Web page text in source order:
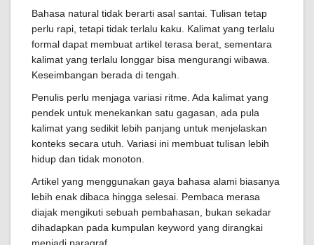
Bahasa natural tidak berarti asal santai. Tulisan tetap
perlu rapi, tetapi tidak terlalu kaku. Kalimat yang terlalu
formal dapat membuat artikel terasa berat, sementara
kalimat yang terlalu longgar bisa mengurangi wibawa.
Keseimbangan berada di tengah.
Penulis perlu menjaga variasi ritme. Ada kalimat yang
pendek untuk menekankan satu gagasan, ada pula
kalimat yang sedikit lebih panjang untuk menjelaskan
konteks secara utuh. Variasi ini membuat tulisan lebih
hidup dan tidak monoton.
Artikel yang menggunakan gaya bahasa alami biasanya
lebih enak dibaca hingga selesai. Pembaca merasa
diajak mengikuti sebuah pembahasan, bukan sekadar
dihadapkan pada kumpulan keyword yang dirangkai